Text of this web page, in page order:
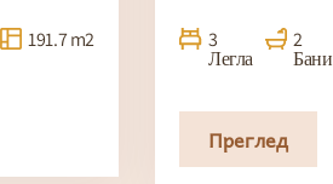
191.7 m2 3
Легла
2
Бани
Преглед